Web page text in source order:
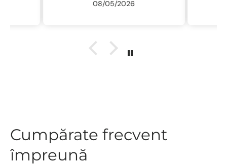
08/05/2026
Cumpărate frecvent
împreună